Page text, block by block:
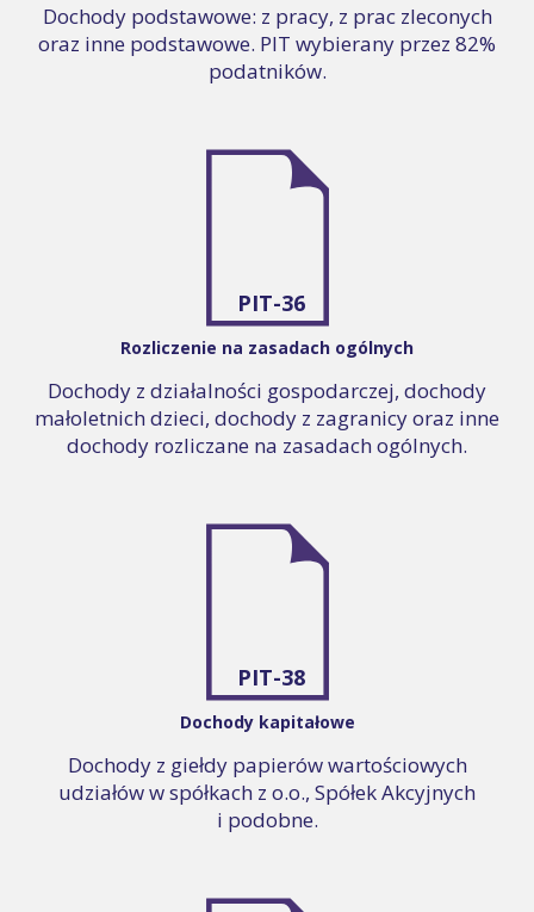
Dochody podstawowe: z pracy, z prac zleconych
oraz inne podstawowe. PIT wybierany przez 82%
podatników.
PIT-36
Rozliczenie na zasadach ogólnych
Dochody z działalności gospodarczej, dochody
małoletnich dzieci, dochody z zagranicy oraz inne
dochody rozliczane na zasadach ogólnych.
PIT-38
Dochody kapitałowe
Dochody z giełdy papierów wartościowych
udziałów w spółkach z o.o., Spółek Akcyjnych
i podobne.